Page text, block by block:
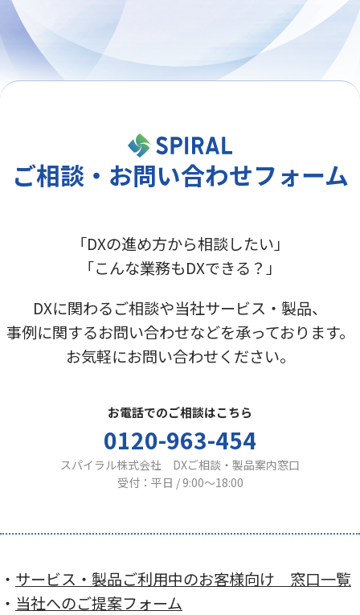
ご相談・お問い合わせフォーム
「DXの進め方から相談したい」
「こんな業務もDXできる？」
DXに関わるご相談や当社サービス・製品、
事例に関するお問い合わせなどを承っております。
お気軽にお問い合わせください。
お電話でのご相談はこちら
0120-963-454
スパイラル株式会社 DXご相談・製品案内窓口
受付：平日 / 9:00〜18:00
・ サービス・製品ご利用中のお客様向け 窓口一覧
・ 当社へのご提案フォーム